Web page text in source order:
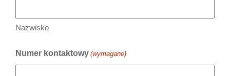
Nazwisko
Numer kontaktowy (wymagane)